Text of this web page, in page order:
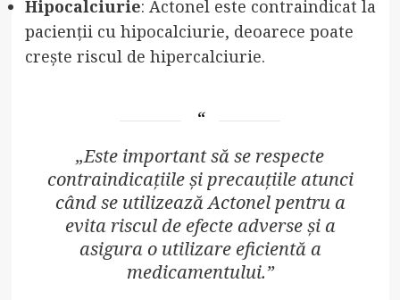
Hipocalciurie: Actonel este contraindicat la
pacienții cu hipocalciurie, deoarece poate
crește riscul de hipercalciurie.
„Este important să se respecte
contraindicațiile și precauțiile atunci
când se utilizează Actonel pentru a
evita riscul de efecte adverse și a
asigura o utilizare eficientă a
medicamentului.”